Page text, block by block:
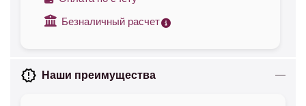
Безналичный расчет
Наши преимущества